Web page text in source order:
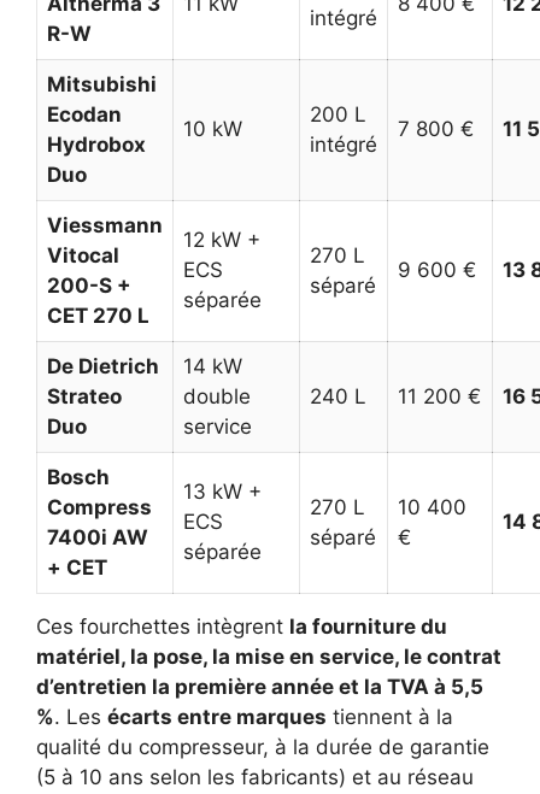
R-W
intégré
Mitsubishi
Ecodan
Hydrobox
Duo
10 kW
200 L
intégré
7 800 € 11
Viessmann
Vitocal
200-S +
CET 270 L
12 kW +
ECS
séparée
270 L
séparé
9 600 € 13
De Dietrich
Strateo
Duo
14 kW
double
service
240 L 11 200 € 16
Bosch
Compress
7400i AW
+ CET
13 kW +
ECS
séparée
270 L
séparé
10 400
€
14
Ces fourchettes intègrent la fourniture du
matériel, la pose, la mise en service, le contrat
d’entretien la première année et la TVA à 5,5
%. Les écarts entre marques tiennent à la
qualité du compresseur, à la durée de garantie
(5 à 10 ans selon les fabricants) et au réseau